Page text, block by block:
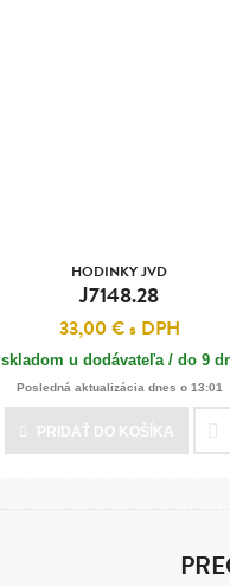
HODINKY JVD
J7148.28
33,00 €s DPH
skladom u dodávateľa / do 9
Posledná aktualizácia dnes o 13:01
PRIDAŤ DO KOŠÍKA